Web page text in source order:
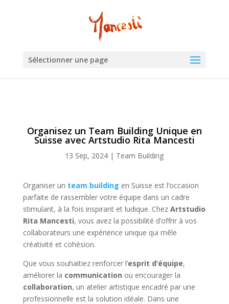
Sélectionner une page
Organisez un Team Building Unique en
Suisse avec Artstudio Rita Mancesti
13 Sep, 2024 | Team Building
Organiser un team building en Suisse est l’occasion
parfaite de rassembler votre équipe dans un cadre
stimulant, à la fois inspirant et ludique. Chez Artstudio
Rita Mancesti, vous avez la possibilité d’offrir à vos
collaborateurs une expérience unique qui mêle
créativité et cohésion.
Que vous souhaitiez renforcer l’esprit d’équipe,
améliorer la communication ou encourager la
collaboration, un atelier artistique encadré par une
professionnelle est la solution idéale. Dans une